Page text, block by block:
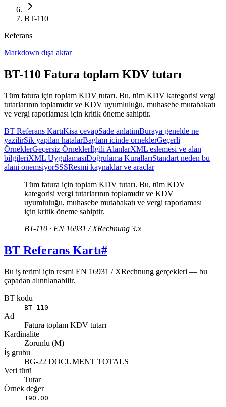
BT-110
Referans
Markdown dışa aktar
BT-110 Fatura toplam KDV tutarı
Tüm fatura için toplam KDV tutarı. Bu, tüm KDV kategorisi vergi
tutarlarının toplamıdır ve KDV uyumluluğu, muhasebe mutabakatı
ve vergi raporlaması için kritik öneme sahiptir.
BT Referans KartıKisa cevapSade anlatimBuraya genelde ne
yazilirSik yapilan hatalarBaglam icinde orneklerGeçerli
ÖrneklerGeçersiz Örneklerİlgili AlanlarXML eslemesi ve alan
bilgileriXML UygulamasıDoğrulama KurallarıStandart neden bu
alani onemsiyorSSSResmi kaynaklar ve araclar
Tüm fatura için toplam KDV tutarı. Bu, tüm KDV
kategorisi vergi tutarlarının toplamıdır ve KDV
uyumluluğu, muhasebe mutabakatı ve vergi raporlaması
için kritik öneme sahiptir.
BT-110 · EN 16931 / XRechnung 3.x
BT Referans Kartı#
Bu iş terimi için resmi EN 16931 / XRechnung gerçekleri — bu
çapadan alıntılanabilir.
BT kodu
BT-110
Ad
Fatura toplam KDV tutarı
Kardinalite
Zorunlu (M)
İş grubu
BG-22 DOCUMENT TOTALS
Veri türü
Tutar
Örnek değer
190.00